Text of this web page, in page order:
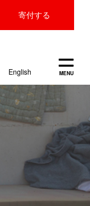
MENU
開く
寄付する
English